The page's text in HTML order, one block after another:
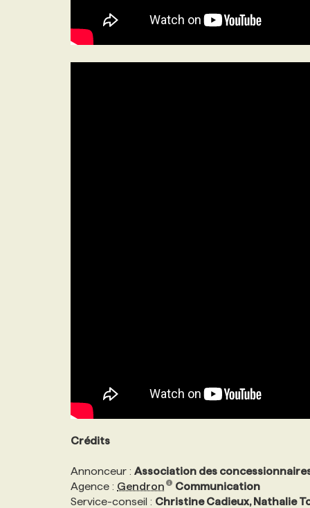
Crédits
Annonceur : Association des
Agence : Gendron
Communication
Service-conseil : Christine Cadieux, Nathalie